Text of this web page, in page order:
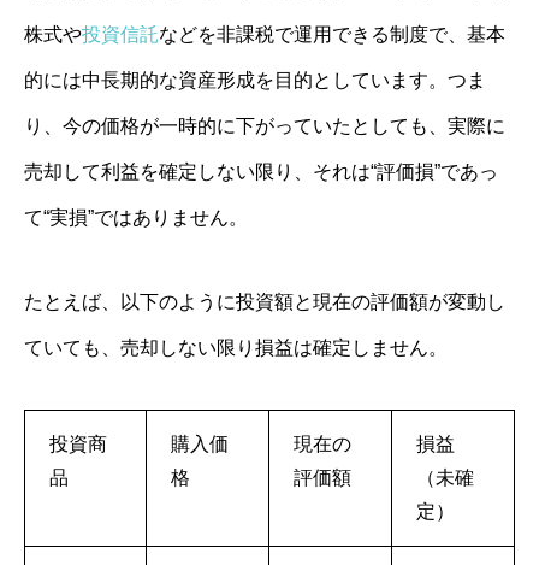
株式や投資信託などを非課税で運用できる制度で、基本
的には中長期的な資産形成を目的としています。つま
り、今の価格が一時的に下がっていたとしても、実際に
売却して利益を確定しない限り、それは“評価損”であっ
て“実損”ではありません。
たとえば、以下のように投資額と現在の評価額が変動し
ていても、売却しない限り損益は確定しません。
投資商
品
購入価
格
現在の
評価額
損益
（未確
定）